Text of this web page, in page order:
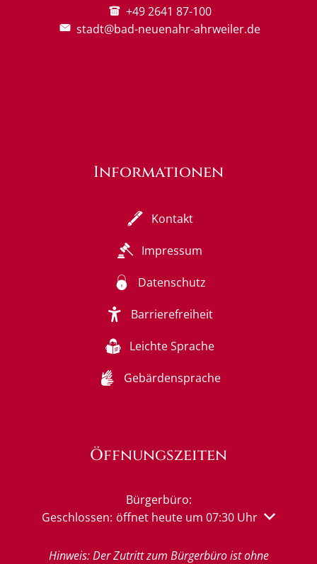
+49 2641 87-100
stadt@bad-neuenahr-ahrweiler.de
Informationen
Kontakt
Impressum
Datenschutz
Barrierefreiheit
Leichte Sprache
Gebärdensprache
Öffnungszeiten
Bürgerbüro:
Klicken, um weitere Öffnungs- oder Schließzeiten
Geschlossen: öffnet heute um 07:30 Uhr
Hinweis: Der Zutritt zum Bürgerbüro ist ohne